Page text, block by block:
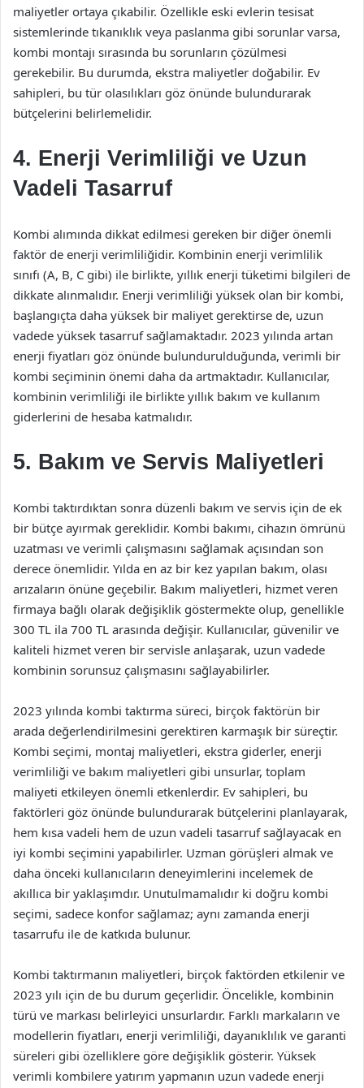
maliyetler ortaya çıkabilir. Özellikle eski evlerin tesisat
sistemlerinde tıkanıklık veya paslanma gibi sorunlar varsa,
kombi montajı sırasında bu sorunların çözülmesi
gerekebilir. Bu durumda, ekstra maliyetler doğabilir. Ev
sahipleri, bu tür olasılıkları göz önünde bulundurarak
bütçelerini belirlemelidir.
4. Enerji Verimliliği ve Uzun
Vadeli Tasarruf
Kombi alımında dikkat edilmesi gereken bir diğer önemli
faktör de enerji verimliliğidir. Kombinin enerji verimlilik
sınıfı (A, B, C gibi) ile birlikte, yıllık enerji tüketimi bilgileri de
dikkate alınmalıdır. Enerji verimliliği yüksek olan bir kombi,
başlangıçta daha yüksek bir maliyet gerektirse de, uzun
vadede yüksek tasarruf sağlamaktadır. 2023 yılında artan
enerji fiyatları göz önünde bulundurulduğunda, verimli bir
kombi seçiminin önemi daha da artmaktadır. Kullanıcılar,
kombinin verimliliği ile birlikte yıllık bakım ve kullanım
giderlerini de hesaba katmalıdır.
5. Bakım ve Servis Maliyetleri
Kombi taktırdıktan sonra düzenli bakım ve servis için de ek
bir bütçe ayırmak gereklidir. Kombi bakımı, cihazın ömrünü
uzatması ve verimli çalışmasını sağlamak açısından son
derece önemlidir. Yılda en az bir kez yapılan bakım, olası
arızaların önüne geçebilir. Bakım maliyetleri, hizmet veren
firmaya bağlı olarak değişiklik göstermekte olup, genellikle
300 TL ila 700 TL arasında değişir. Kullanıcılar, güvenilir ve
kaliteli hizmet veren bir servisle anlaşarak, uzun vadede
kombinin sorunsuz çalışmasını sağlayabilirler.
2023 yılında kombi taktırma süreci, birçok faktörün bir
arada değerlendirilmesini gerektiren karmaşık bir süreçtir.
Kombi seçimi, montaj maliyetleri, ekstra giderler, enerji
verimliliği ve bakım maliyetleri gibi unsurlar, toplam
maliyeti etkileyen önemli etkenlerdir. Ev sahipleri, bu
faktörleri göz önünde bulundurarak bütçelerini planlayarak,
hem kısa vadeli hem de uzun vadeli tasarruf sağlayacak en
iyi kombi seçimini yapabilirler. Uzman görüşleri almak ve
daha önceki kullanıcıların deneyimlerini incelemek de
akıllıca bir yaklaşımdır. Unutulmamalıdır ki doğru kombi
seçimi, sadece konfor sağlamaz; aynı zamanda enerji
tasarrufu ile de katkıda bulunur.
Kombi taktırmanın maliyetleri, birçok faktörden etkilenir ve
2023 yılı için de bu durum geçerlidir. Öncelikle, kombinin
türü ve markası belirleyici unsurlardır. Farklı markaların ve
modellerin fiyatları, enerji verimliliği, dayanıklılık ve garanti
süreleri gibi özelliklere göre değişiklik gösterir. Yüksek
verimli kombilere yatırım yapmanın uzun vadede enerji